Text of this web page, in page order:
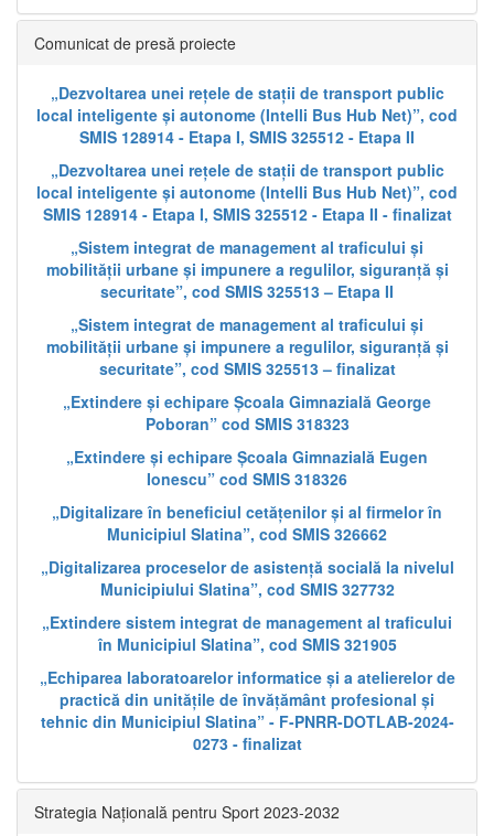
Comunicat de presă proiecte
„Dezvoltarea unei rețele de stații de transport public
local inteligente și autonome (Intelli Bus Hub Net)”, cod
SMIS 128914 - Etapa I, SMIS 325512 - Etapa II
„Dezvoltarea unei rețele de stații de transport public
local inteligente și autonome (Intelli Bus Hub Net)”, cod
SMIS 128914 - Etapa I, SMIS 325512 - Etapa II - finalizat
„Sistem integrat de management al traficului și
mobilității urbane și impunere a regulilor, siguranță și
securitate”, cod SMIS 325513 – Etapa II
„Sistem integrat de management al traficului și
mobilității urbane și impunere a regulilor, siguranță și
securitate”, cod SMIS 325513 – finalizat
„Extindere și echipare Școala Gimnazială George
Poboran” cod SMIS 318323
„Extindere și echipare Școala Gimnazială Eugen
Ionescu” cod SMIS 318326
„Digitalizare în beneficiul cetățenilor și al firmelor în
Municipiul Slatina”, cod SMIS 326662
„Digitalizarea proceselor de asistență socială la nivelul
Municipiului Slatina”, cod SMIS 327732
„Extindere sistem integrat de management al traficului
în Municipiul Slatina”, cod SMIS 321905
„Echiparea laboratoarelor informatice și a atelierelor de
practică din unitățile de învățământ profesional și
tehnic din Municipiul Slatina” - F-PNRR-DOTLAB-2024-
0273 - finalizat
Strategia Națională pentru Sport 2023-2032